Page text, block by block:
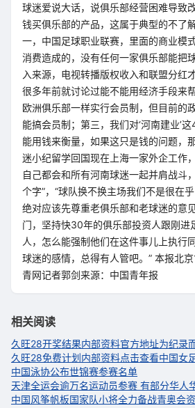
球迷爱说大话，说俱乐部经营困难导致
钱买俱乐部的产品，这属于典型的不了
一，中国足球职业联赛，里面的商业模
消费造成的，没有任何一家俱乐部能把
入来源，电视转播版权收入和联盟分红
很多年前就讨论过能不能用经济手段来
欧洲俱乐部一样实行会员制，但目前的
能搞会员制；第三，我们对‘河南建业’
能用钱来衡量，如果这只是钱的问题，
迷小纪留学回国现在上海一家外企工作
自己都会和所有河南球迷一起并肩战斗
个字”，“球队换不换主场我们不是很在
绝对应该先尊重老俱乐部和老球迷的意
门，坚持快30年的俱乐部投资人跟刚进
人，怎么能强制他们在这件事儿上执行
球迷的感情，总得有人管吧。” 本报北京
青网记者郭剑来源：中国青年报
相关阅读
久旺28开奖结果内部资料官方地址为纪录
久旺28免费计划内部资料点击查看中国女
中国泳协公布世锦赛参赛名单
天津全运会逾万名运动员参赛 有部分华人
中国风筝帆板国家队小将全力备战青奥会